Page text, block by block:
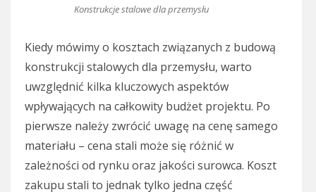
Konstrukcje stalowe dla przemysłu
Kiedy mówimy o kosztach związanych z budową
konstrukcji stalowych dla przemysłu, warto
uwzględnić kilka kluczowych aspektów
wpływających na całkowity budżet projektu. Po
pierwsze należy zwrócić uwagę na cenę samego
materiału – cena stali może się różnić w
zależności od rynku oraz jakości surowca. Koszt
zakupu stali to jednak tylko jedna część